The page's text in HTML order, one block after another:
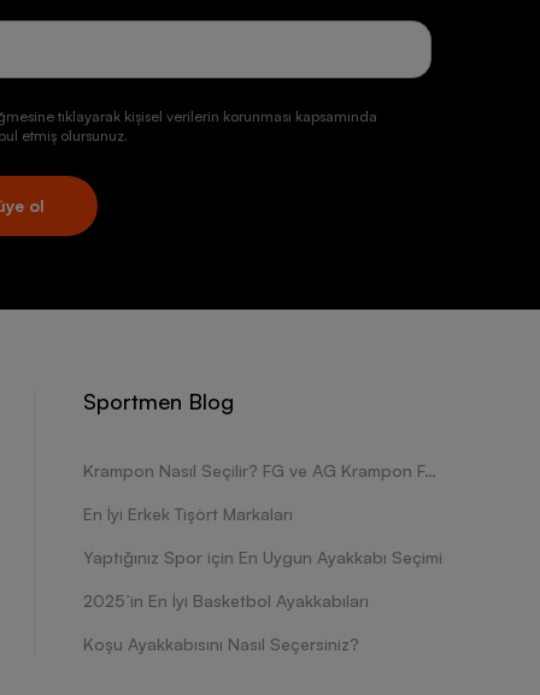
tıklayarak kişisel verilerin korunması kapsamında
etmiş olursunuz.
ol
Sportmen Blog
Krampon Nasıl Seçilir? FG ve AG Krampon Farkları Nelerdir?
En İyi Erkek Tişört Markaları
Yaptığınız Spor için En Uygun Ayakkabı Seçimi
2025’in En İyi Basketbol Ayakkabıları
Koşu Ayakkabısını Nasıl Seçersiniz?